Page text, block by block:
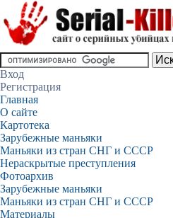
Вход
Регистрация
Главная
О сайте
Картотека
Зарубежные маньяки
Маньяки из стран СНГ и СССР
Нераскрытые преступления
Фотоархив
Зарубежные маньяки
Маньяки из стран СНГ и СССР
Материалы